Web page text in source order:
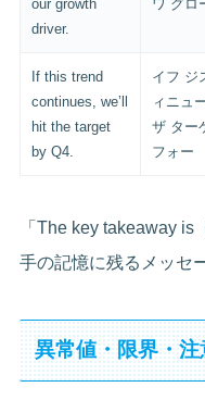
our growth
driver.
ワ グロ
If this trend
continues, we’ll
hit the target
by Q4.
イフ ジ
ィニュ
ザ ター
フォー
「The key takeaway
手の記憶に残るメッセ
異常値・限界・